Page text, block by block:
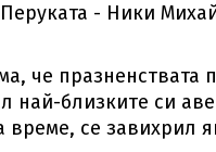
- Ники
че
най-близките си
време, се завихрил